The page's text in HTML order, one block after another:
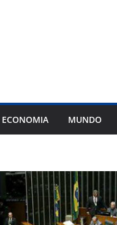
ECONOMIA MUNDO